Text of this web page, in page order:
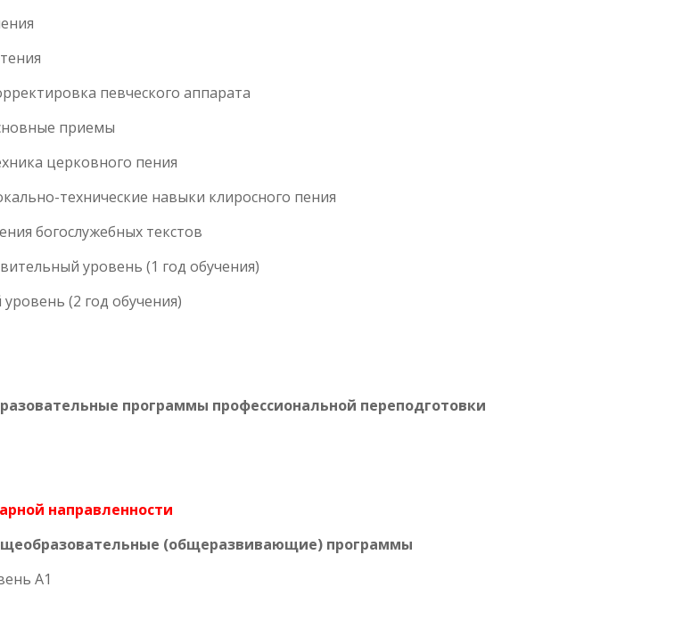
певческого аппарата
приемы
церковного пения
технические навыки клиросного пения
богослужебных текстов
уровень (1 год обучения)
(2 год обучения)
программы профессиональной переподготовки
направленности
(общеразвивающие) программы
А1